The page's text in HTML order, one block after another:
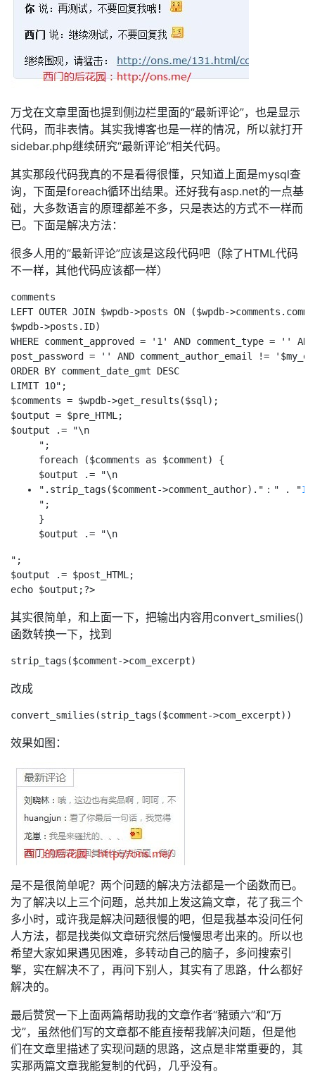
万戈在文章里面也提到侧边栏里面的“最新评论”，也是显示
代码，而非表情。其实我博客也是一样的情况，所以就打开
sidebar.php继续研究“最新评论”相关代码。
其实那段代码我真的不是看得很懂，只知道上面是mysql查
询，下面是foreach循环出结果。还好我有asp.net的一点基
础，大多数语言的原理都差不多，只是表达的方式不一样而
已。下面是解决方法：
很多人用的“最新评论”应该是这段代码吧（除了HTML代码
不一样，其他代码应该都一样）
comments
LEFT OUTER JOIN $wpdb->posts ON ($wpdb-
$wpdb->posts.ID)
WHERE comment_approved = '1' AND comment_type = '' AND
post_password = '' AND comment_author_email !=
ORDER BY comment_date_gmt DESC
LIMIT 10";
$comments = $wpdb->get_results($sql);
$output = $pre_HTML;
$output .= "\n
";
foreach ($comments as $comment) {
$output .= "\n
".strip_tags($comment->comment_author)."：" . "
";
}
$output .= "\n
";
$output .= $post_HTML;
其实很简单，和上面一下，把输出内容用convert_smilies()
函数转换一下，找到
改成
效果如图：
是不是很简单呢？两个问题的解决方法都是一个函数而已。
为了解决以上三个问题，总共加上发这篇文章，花了我三个
多小时，或许我是解决问题很慢的吧，但是我基本没问任何
人方法，都是找类似文章研究然后慢慢思考出来的。所以也
希望大家如果遇见困难，多转动自己的脑子，多问搜索引
擎，实在解决不了，再问下别人，其实有了思路，什么都好
解决的。
最后赞赏一下上面两篇帮助我的文章作者“豬頭六”和“万
戈”，虽然他们写的文章都不能直接帮我解决问题，但是他
们在文章里描述了实现问题的思路，这点是非常重要的，其
实那两篇文章我能复制的代码，几乎没有。